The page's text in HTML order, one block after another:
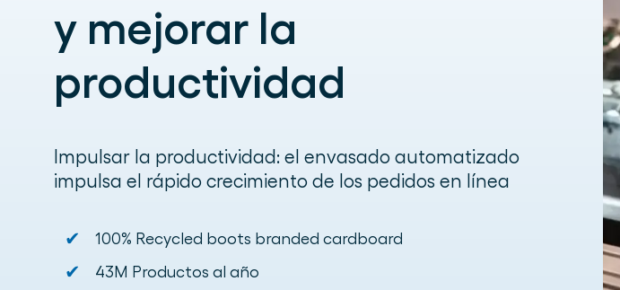
y mejorar la
productividad
Impulsar la productividad: el envasado automatizado
impulsa el rápido crecimiento de los pedidos en línea
✔ 100% Recycled boots branded cardboard
✔ 43M Productos al año